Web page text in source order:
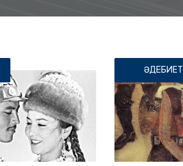
ӘДЕБИЕТ